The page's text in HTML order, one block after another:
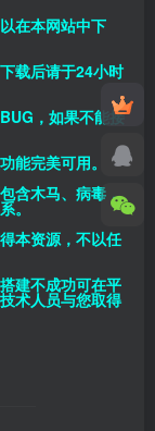
在本网站中下
载后请于24小时
，如果不能接
能完美可用。
含木马、病毒，
。
本资源，不以任
建不成功可在平
术人员与您取得